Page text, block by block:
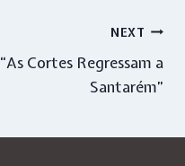
NEXT
“As Cortes Regressam a
Santarém”